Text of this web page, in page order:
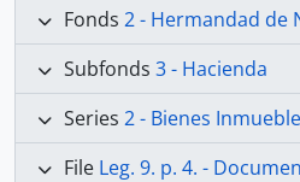
Fonds 2 - Hermandad de Nuestra Señora
Subfonds 3 - Hacienda
Series 2 - Bienes
File Leg. 9. p. 4. - Documentación diversa (cuentas, informes y pleitos) sobre la casa que dejó a la Hermandad de Ntra. Sra. de los Dolores Don Vicente Cejudo sita en la